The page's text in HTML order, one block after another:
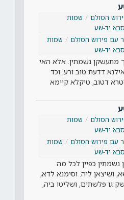
הסולם
שמות
יד-שע
עם פירוש הסולם
שמות
יד-שע
מתעשקן נשמתין. אלא האי
דדעת טוב ורע. וכד
דטוב, טיקלא קיימא
הסולם
שמות
יד-שע
עם פירוש הסולם
שמות
יד-שע
נשמתין כפיין לכל מה
ושיצאן ליה. וסימנא לדא,
גו פלשתים, ושליטו ביה,